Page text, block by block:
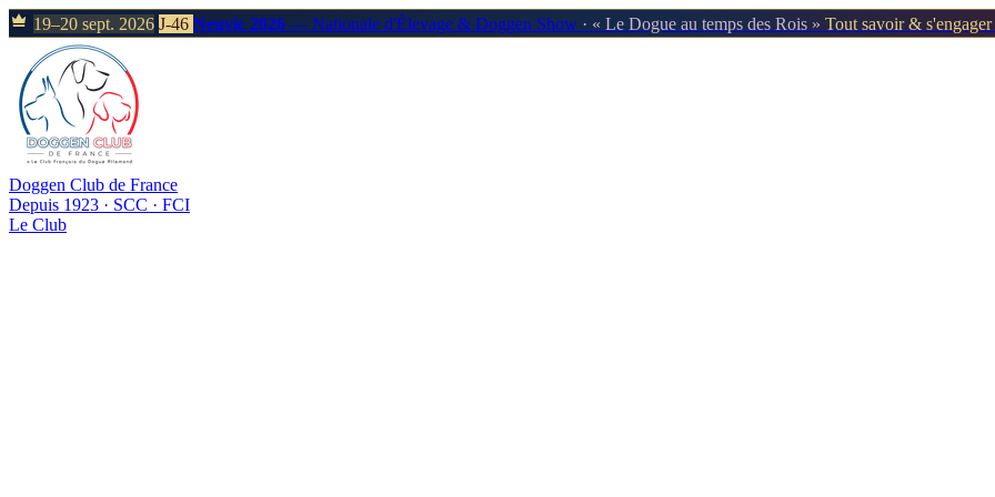
19–20 sept. 2026 J-46 Neuvic 2026 — Nationale d'Élevage & Doggen Show · « Le Dogue au temps des Rois » Tout savoir &
Doggen Club de France
Depuis 1923 · SCC · FCI
Le Club